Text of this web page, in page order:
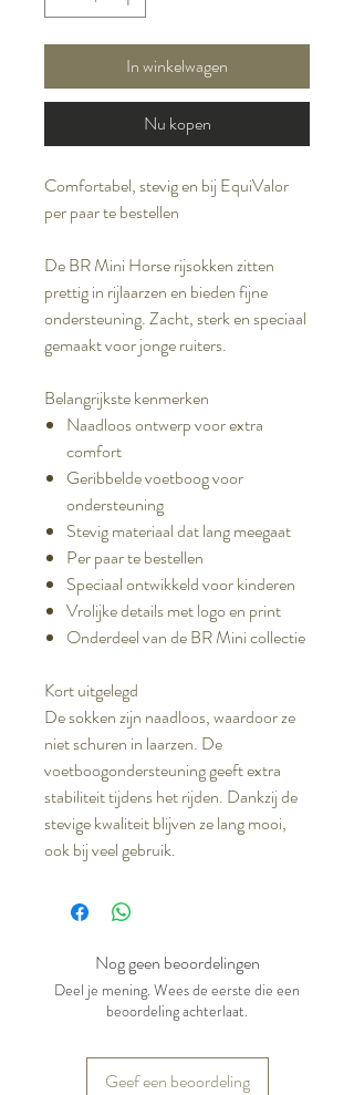
In winkelwagen
Nu kopen
Comfortabel, stevig en bij EquiValor
per paar te bestellen
De BR Mini Horse rijsokken zitten
prettig in rijlaarzen en bieden fijne
ondersteuning. Zacht, sterk en speciaal
gemaakt voor jonge ruiters.
Belangrijkste kenmerken
Naadloos ontwerp voor extra
comfort
Geribbelde voetboog voor
ondersteuning
Stevig materiaal dat lang meegaat
Per paar te bestellen
Speciaal ontwikkeld voor kinderen
Vrolijke details met logo en print
Onderdeel van de BR Mini collectie
Kort uitgelegd
De sokken zijn naadloos, waardoor ze
niet schuren in laarzen. De
voetboogondersteuning geeft extra
stabiliteit tijdens het rijden. Dankzij de
stevige kwaliteit blijven ze lang mooi,
ook bij veel gebruik.
Nog geen beoordelingen
Deel je mening. Wees de eerste die een
beoordeling achterlaat.
Geef een beoordeling